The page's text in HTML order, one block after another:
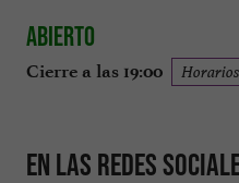
Abierto
Cierre a las 19:00
En las redes